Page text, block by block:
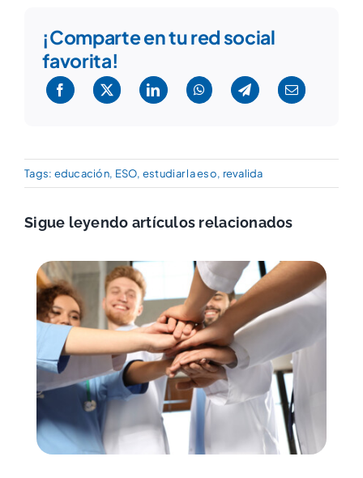
¡Comparte en tu red social
favorita!
Tags: educación, ESO, estudiar la eso, revalida
Sigue leyendo artículos relacionados